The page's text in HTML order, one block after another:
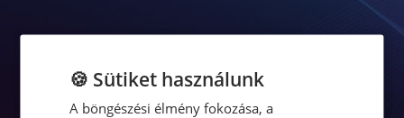
🍪 Sütiket használunk
A böngészési élmény fokozása, a